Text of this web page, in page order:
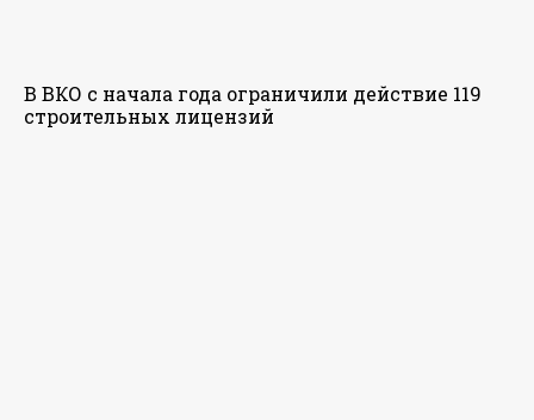
В ВКО с начала года ограничили действие 119
строительных лицензий